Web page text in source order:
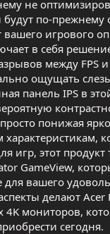
не
по-прежнему
вашего игрового
в себя
между FPS
ощущать
панель IPS в
понижая
игр, этот
GameView,
для вашего
делают Acer
мониторов,
сегодня.